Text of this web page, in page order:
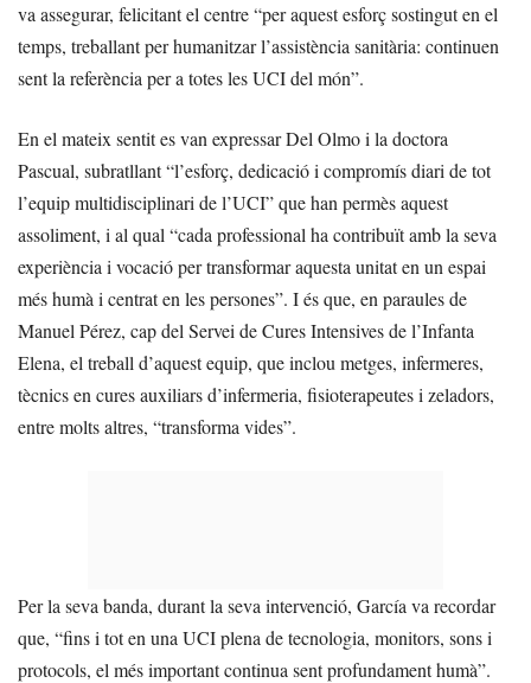
va assegurar, felicitant el centre “per aquest esforç sostingut en el
temps, treballant per humanitzar l’assistència sanitària: continuen
sent la referència per a totes les UCI del món”.
En el mateix sentit es van expressar Del Olmo i la doctora
Pascual, subratllant “l’esforç, dedicació i compromís diari de tot
l’equip multidisciplinari de l’UCI” que han permès aquest
assoliment, i al qual “cada professional ha contribuït amb la seva
experiència i vocació per transformar aquesta unitat en un espai
més humà i centrat en les persones”. I és que, en paraules de
Manuel Pérez, cap del Servei de Cures Intensives de l’Infanta
Elena, el treball d’aquest equip, que inclou metges, infermeres,
tècnics en cures auxiliars d’infermeria, fisioterapeutes i zeladors,
entre molts altres, “transforma vides”.
Per la seva banda, durant la seva intervenció, García va recordar
que, “fins i tot en una UCI plena de tecnologia, monitors, sons i
protocols, el més important continua sent profundament humà”.